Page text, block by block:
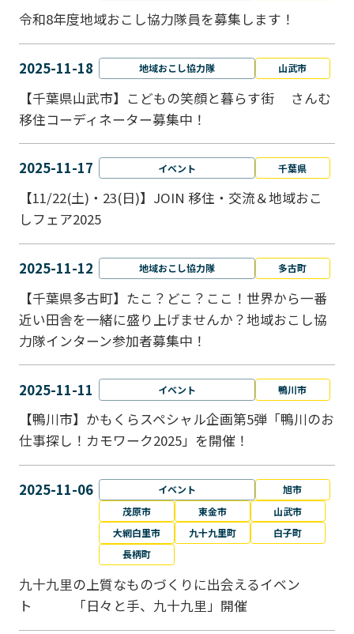
令和8年度地域おこし協力隊員を募集します！
2025-11-18 地域おこし協力隊 山武市
【千葉県山武市】こどもの笑顔と暮らす街 さんむ
移住コーディネーター募集中！
2025-11-17 イベント 千葉県
【11/22(土)・23(日)】JOIN 移住・交流＆地域おこ
しフェア2025
2025-11-12 地域おこし協力隊 多古町
【千葉県多古町】たこ？どこ？ここ！世界から一番
近い田舎を一緒に盛り上げませんか？地域おこし協
力隊インターン参加者募集中！
2025-11-11 イベント 鴨川市
【鴨川市】かもくらスペシャル企画第5弾「鴨川のお
仕事探し！カモワーク2025」を開催！
2025-11-06 イベント
旭市
茂原市
東金市
山武市
大網白里市
九十九里町
白子町
長柄町
九十九里の上質なものづくりに出会えるイベン
ト 「日々と手、九十九里」開催